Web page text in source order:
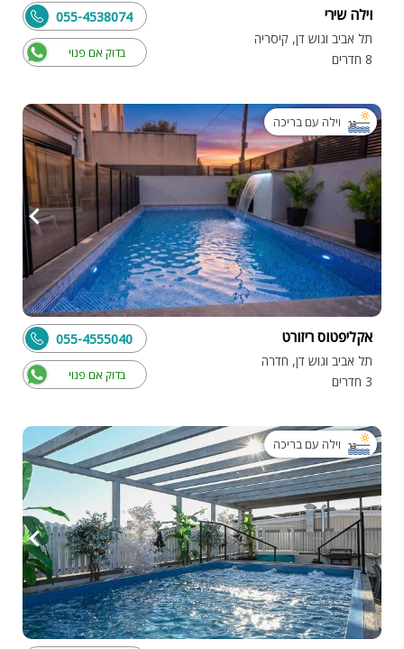
וילה שירי
תל אביב וגוש דן, קיסריה
8 חדרים
בדוק אם פנוי
055-4538074
וילה עם בריכה
אקליפטוס ריזורט
תל אביב וגוש דן, חדרה
3 חדרים
בדוק אם פנוי
055-4555040
וילה עם בריכה